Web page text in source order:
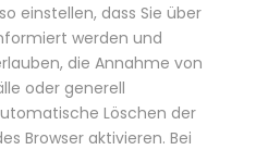
einstellen, dass Sie über
werden und
die Annahme von
oder generell
Löschen der
Browser aktivieren. Bei